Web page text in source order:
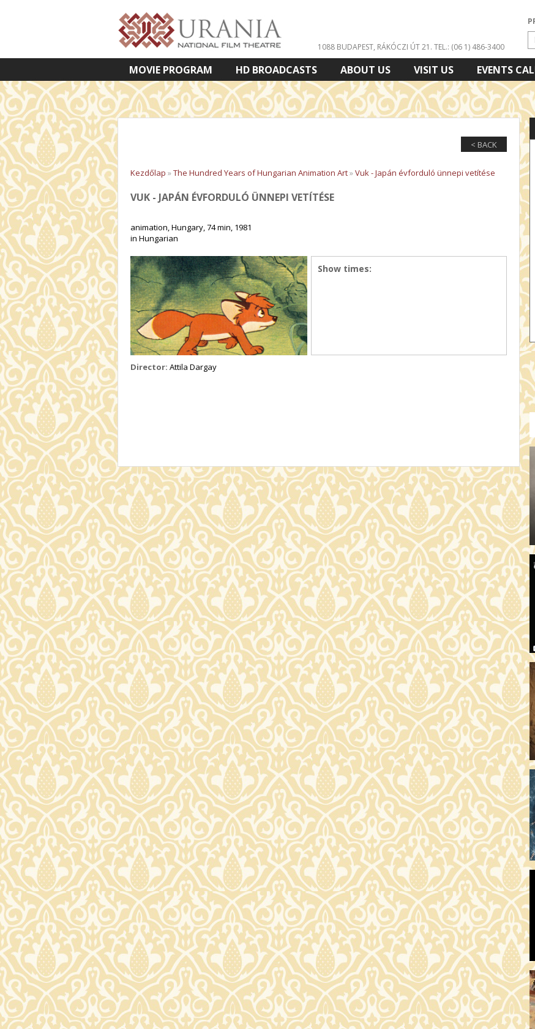
1088 BUDAPEST, RÁKÓCZI ÚT 21. TEL.: (06 1) 486-3400
MOVIE PROGRAM HD BROADCASTS ABOUT US VISIT US EVENTS
VETÍTETT KÉPES ELŐADÁSOK
< BACK
Kezdőlap »The Hundred Years of Hungarian Animation Art»Vuk - Japán évforduló ünnepi vetítése
VUK - JAPÁN ÉVFORDULÓ ÜNNEPI VETÍTÉSE
animation, Hungary, 74 min, 1981
in Hungarian
Show times:
Director: Attila Dargay